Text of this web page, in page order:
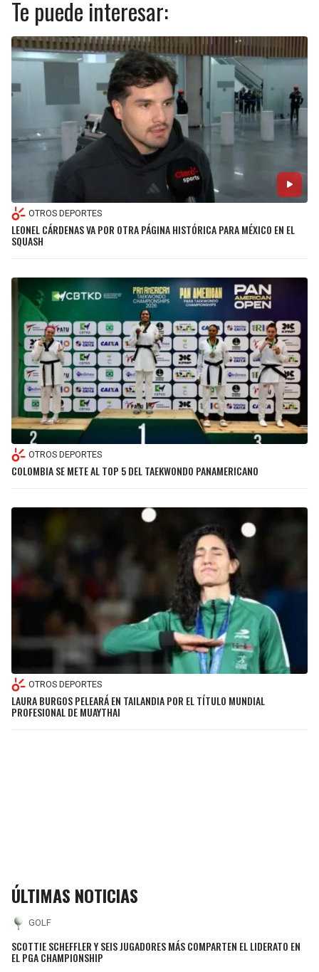
Te puede interesar:
OTROS DEPORTES
LEONEL CÁRDENAS VA POR OTRA PÁGINA HISTÓRICA PARA MÉXICO EN EL
SQUASH
OTROS DEPORTES
COLOMBIA SE METE AL TOP 5 DEL TAEKWONDO PANAMERICANO
OTROS DEPORTES
LAURA BURGOS PELEARÁ EN TAILANDIA POR EL TÍTULO MUNDIAL
PROFESIONAL DE MUAYTHAI
ÚLTIMAS NOTICIAS
GOLF
SCOTTIE SCHEFFLER Y SEIS JUGADORES MÁS COMPARTEN EL LIDERATO EN
EL PGA CHAMPIONSHIP